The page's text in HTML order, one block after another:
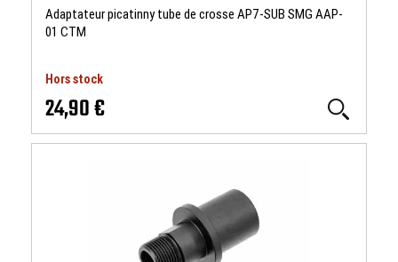
Adaptateur picatinny tube de crosse AP7-SUB SMG AAP-
01 CTM
Hors stock
24,90 €